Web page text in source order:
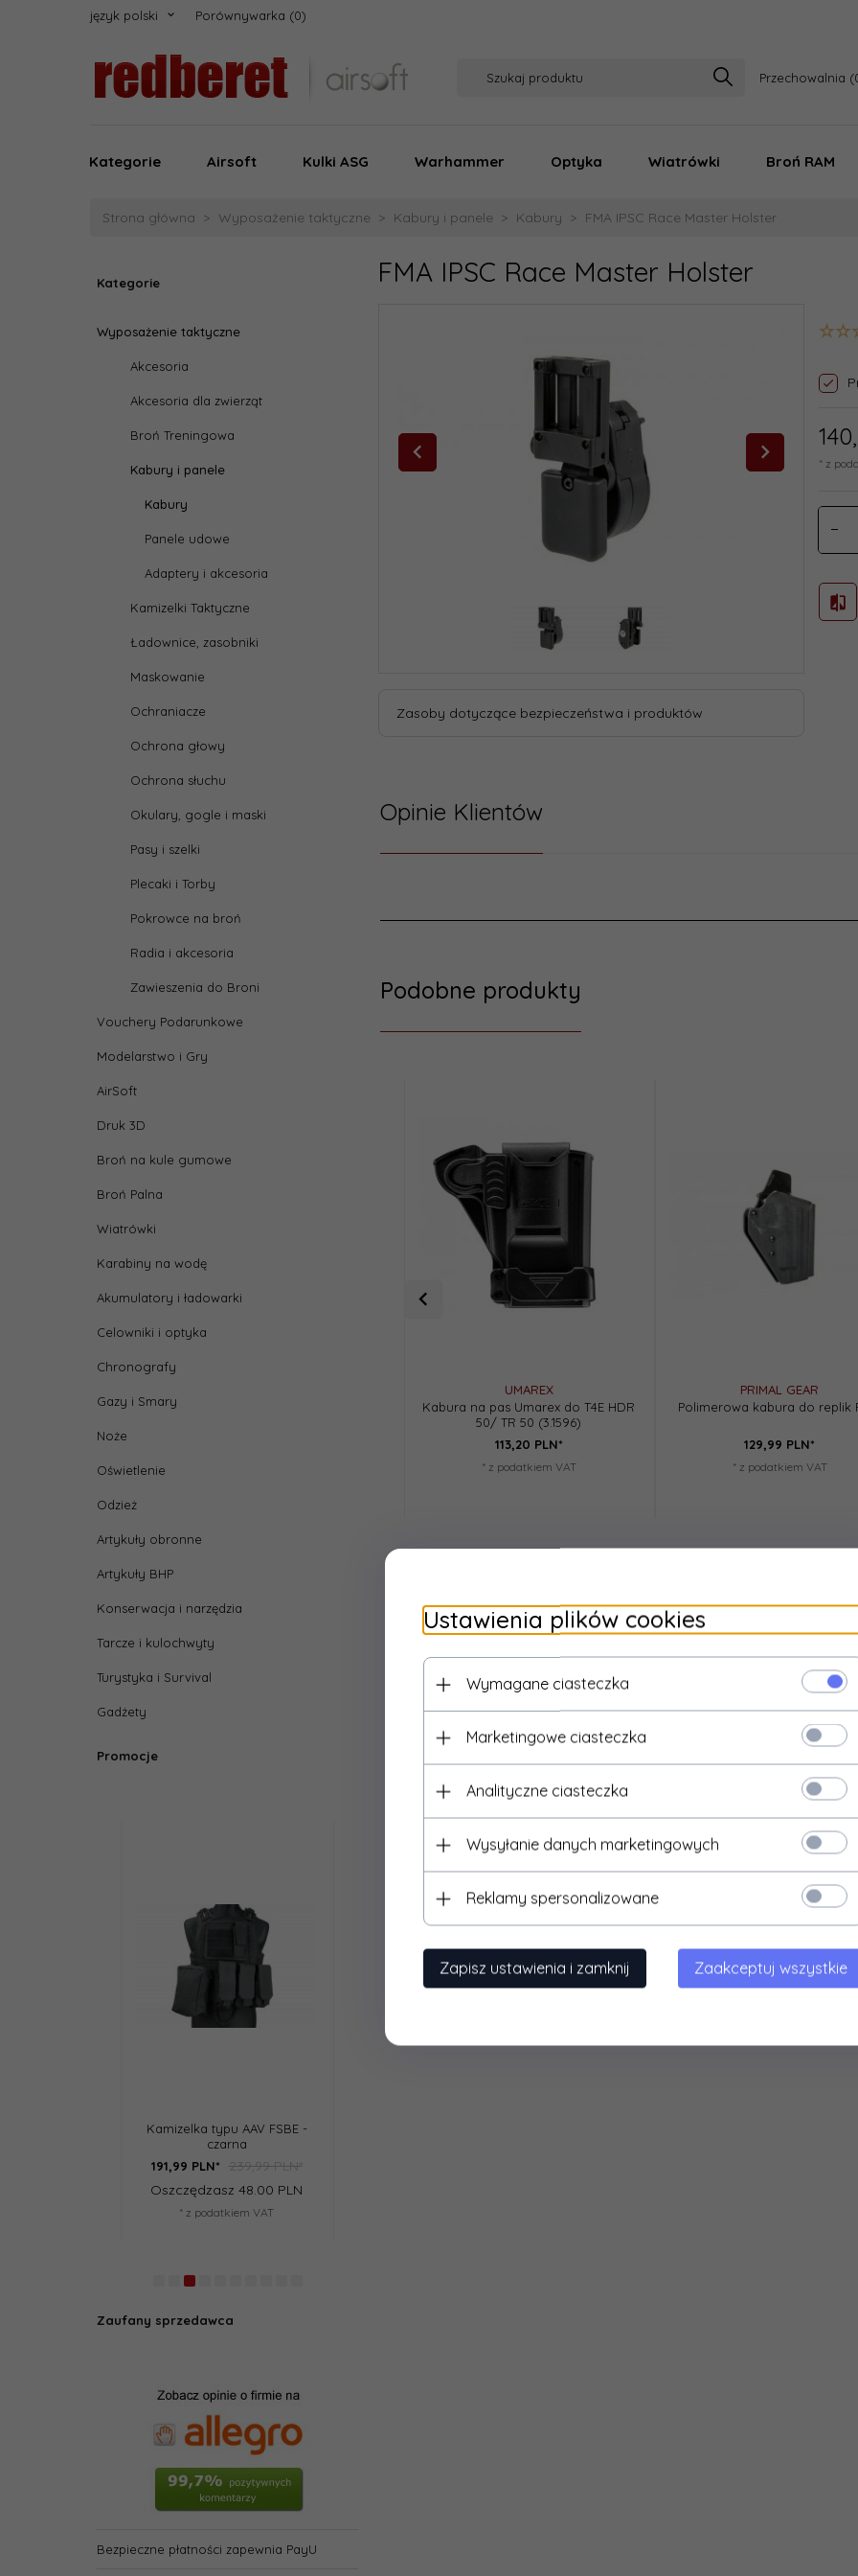
język polski Porównywarka
Przechowalnia
Kategorie Airsoft Kulki ASG Warhammer Optyka Wiatrówki Broń RAM
Strona główna Wyposażenie taktyczne Kabury i panele Kabury FMA IPSC Race Master Holster
Kategorie
Wyposażenie taktyczne
Akcesoria
Akcesoria dla zwierząt
Broń Treningowa
Kabury i panele
Kabury
Panele udowe
Adaptery i akcesoria
Kamizelki Taktyczne
Ładownice, zasobniki
Maskowanie
Ochraniacze
Ochrona głowy
Ochrona słuchu
Okulary, gogle i maski
Pasy i szelki
Plecaki i Torby
Pokrowce na broń
Radia i akcesoria
Zawieszenia do Broni
Vouchery Podarunkowe
Modelarstwo i Gry
AirSoft
Druk 3D
Broń na kule gumowe
Broń Palna
Wiatrówki
Karabiny na wodę
Akumulatory i ładowarki
Celowniki i optyka
Chronografy
Gazy i Smary
Noże
Oświetlenie
Odzież
Artykuły obronne
Artykuły BHP
Konserwacja i narzędzia
Tarcze i kulochwyty
Turystyka i Survival
Gadżety
Promocje
Kamizelka typu AAV FSBE -
239,99 PLN*
Oszczędzasz 48.00 PLN
Mała torba zrzutowa - TAN
23,99
Oszczędzasz 6.00 PLN
Zaufany sprzedawca
Bezpieczne płatności zapewnia PayU
FMA IPSC Race Master Holster
Zasoby dotyczące bezpieczeństwa i produktów
140,
* z
Opinie Klientów
Podobne produkty
UMAREX
Kabura na pas Umarex do T4E HDR
50/ TR 50 (3.1596)
113,20 PLN*
* z podatkiem VAT
PRIMAL GEAR
Polimerowa kabura do replik
129,99 PLN*
* z podatkiem VAT
Ustawienia plików cookies
Wymagane ciasteczka
Marketingowe ciasteczka
Analityczne ciasteczka
Wysyłanie danych marketingowych
Reklamy spersonalizowane
Zapisz ustawienia i zamknij Zaakceptuj wszystkie